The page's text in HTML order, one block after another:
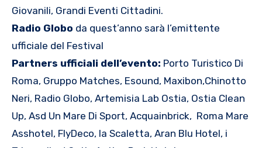
Giovanili, Grandi Eventi Cittadini.
Radio Globo da quest’anno sarà l’emittente
ufficiale del Festival
Partners ufficiali dell’evento: Porto Turistico Di
Roma, Gruppo Matches, Esound, Maxibon,Chinotto
Neri, Radio Globo, Artemisia Lab Ostia, Ostia Clean
Up, Asd Un Mare Di Sport, Acquainbrick, Roma Mare
Asshotel, FlyDeco, la Scaletta, Aran Blu Hotel, i